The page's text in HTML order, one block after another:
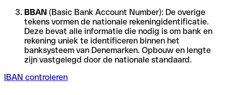
BBAN (Basic Bank Account Number): De overige
tekens vormen de nationale rekeningidentificatie.
Deze bevat alle informatie die nodig is om bank en
rekening uniek te identificeren binnen het
banksysteem van Denemarken. Opbouw en lengte
zijn vastgelegd door de nationale standaard.
IBAN controleren